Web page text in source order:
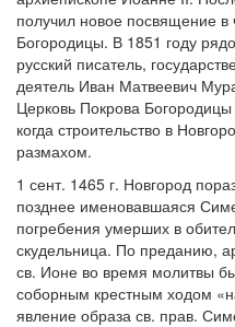
получил новое посвящение
Богородицы. В 1851 году
русский писатель,
деятель Иван Матвеевич
Церковь Покрова
когда строительство в
размахом.
1 сент. 1465 г. Новгород
позднее именовавшаяся
погребения умерших в
скудельница. По преданию,
св. Ионе во время молитвы
соборным крестным ходом
явление образа св. прав.